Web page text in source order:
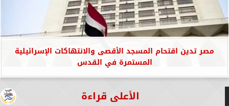
مصر تدين اقتحام المسجد الأقصى والانتهاكات الإسرائيلية
المستمرة في القدس
الأعلى قراءة